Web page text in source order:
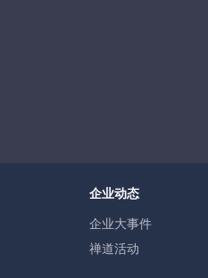
企业动态
企业大事件
禅道活动